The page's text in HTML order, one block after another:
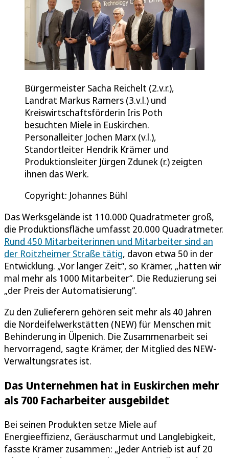
Bürgermeister Sacha Reichelt (2.v.r.),
Landrat Markus Ramers (3.v.l.) und
Kreiswirtschaftsförderin Iris Poth
besuchten Miele in Euskirchen.
Personalleiter Jochen Marx (v.l.),
Standortleiter Hendrik Krämer und
Produktionsleiter Jürgen Zdunek (r.) zeigten
ihnen das Werk.
Copyright: Johannes Bühl
Das Werksgelände ist 110.000 Quadratmeter groß,
die Produktionsfläche umfasst 20.000 Quadratmeter.
Rund 450 Mitarbeiterinnen und Mitarbeiter sind an
der Roitzheimer Straße tätig, davon etwa 50 in der
Entwicklung. „Vor langer Zeit“, so Krämer, „hatten wir
mal mehr als 1000 Mitarbeiter“. Die Reduzierung sei
„der Preis der Automatisierung“.
Zu den Zulieferern gehören seit mehr als 40 Jahren
die Nordeifelwerkstätten (NEW) für Menschen mit
Behinderung in Ülpenich. Die Zusammenarbeit sei
hervorragend, sagte Krämer, der Mitglied des NEW-
Verwaltungsrates ist.
Das Unternehmen hat in Euskirchen mehr
als 700 Facharbeiter ausgebildet
Bei seinen Produkten setze Miele auf
Energieeffizienz, Geräuscharmut und Langlebigkeit,
fasste Krämer zusammen: „Jeder Antrieb ist auf 20